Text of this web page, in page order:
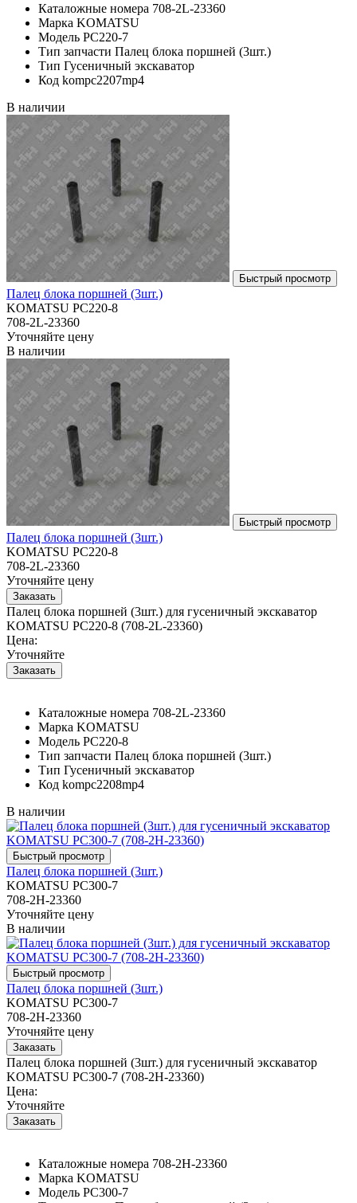
Каталожные номера 708-2L-23360
Марка KOMATSU
Модель PC220-7
Тип запчасти Палец блока поршней (3шт.)
Тип Гусеничный экскаватор
Код kompc2207mp4
В наличии
Палец блока поршней (3шт.)
KOMATSU PC220-8
708-2L-23360
Уточняйте цену
В наличии
Палец блока поршней (3шт.)
KOMATSU PC220-8
708-2L-23360
Уточняйте цену
Палец блока поршней (3шт.) для гусеничный экскаватор
KOMATSU PC220-8 (708-2L-23360)
Цена:
Уточняйте
Каталожные номера 708-2L-23360
Марка KOMATSU
Модель PC220-8
Тип запчасти Палец блока поршней (3шт.)
Тип Гусеничный экскаватор
Код kompc2208mp4
В наличии
Палец блока поршней (3шт.)
KOMATSU PC300-7
708-2H-23360
Уточняйте цену
В наличии
Палец блока поршней (3шт.)
KOMATSU PC300-7
708-2H-23360
Уточняйте цену
Палец блока поршней (3шт.) для гусеничный экскаватор
KOMATSU PC300-7 (708-2H-23360)
Цена:
Уточняйте
Каталожные номера 708-2H-23360
Марка KOMATSU
Модель PC300-7